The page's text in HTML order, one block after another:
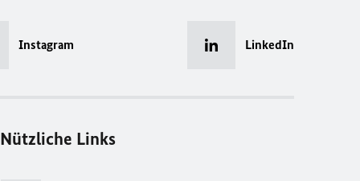
Instagram LinkedIn
Nützliche Links